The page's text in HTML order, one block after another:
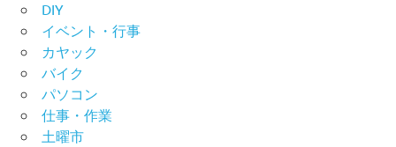
DIY
イベント・行事
カヤック
バイク
パソコン
仕事・作業
土曜市